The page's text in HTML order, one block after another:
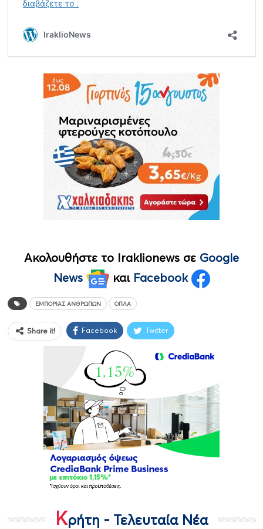
Ακολουθήστε το Iraklionews σε Google
News
και Facebook
ΕΜΠΟΡΊΑΣ ΑΝΘΡΏΠΩΝ ΌΠΛΑ
Share it! Facebook Twitter
Κρήτη - Τελευταία Νέα